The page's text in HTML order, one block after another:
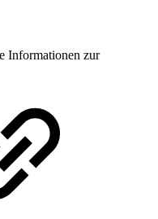
Informationen zur